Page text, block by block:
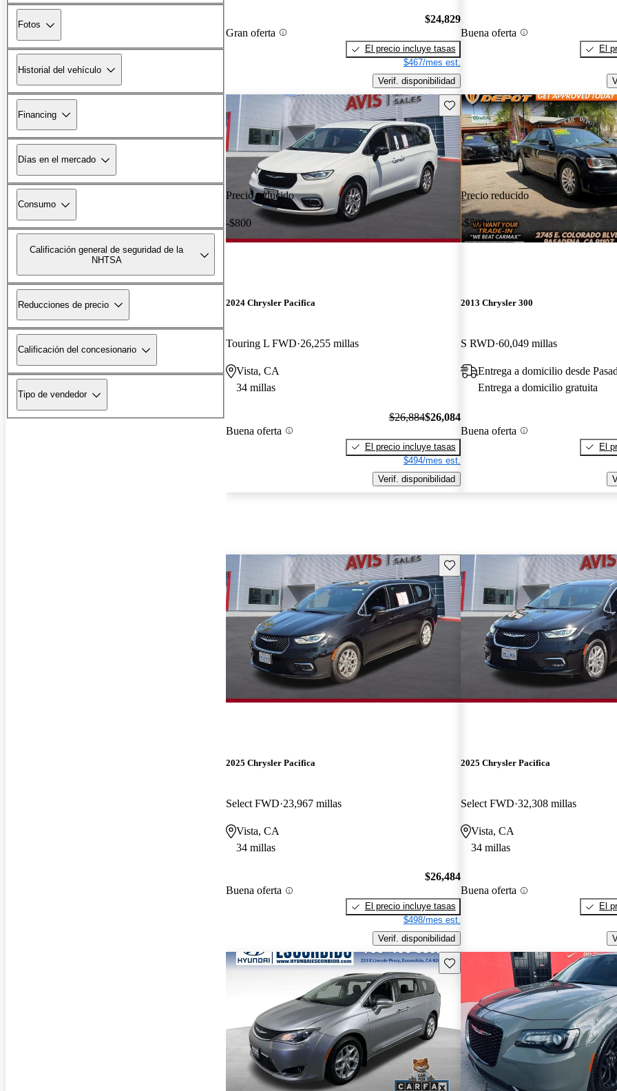
Fotos
Historial del vehículo
Financing
Días en el mercado
Consumo
Calificación general de seguridad de la
NHTSA
Reducciones de precio
Calificación del concesionario
Tipo de vendedor
Gran oferta
$24,829
El precio incluye tasas
$467/mes est.
Verif. disponibilidad
Buena oferta
El
Precio reducido
-$800
Guarda este Aviso
2024 Chrysler Pacifica
Touring L FWD 26,255 millas
Vista, CA
34 millas
Buena oferta
$26,884$26,084
El precio incluye tasas
$494/mes est.
Verif. disponibilidad
Precio reducido
-$500
2013 Chrysler 300
S RWD 60,049 millas
Entrega a domicilio desde
Entrega a domicilio gratuita
Buena oferta
El
Guarda este Aviso
2025 Chrysler Pacifica
Select FWD 23,967 millas
Vista, CA
34 millas
Buena oferta
$26,484
El precio incluye tasas
$498/mes est.
Verif. disponibilidad
2025 Chrysler Pacifica
Select FWD 32,308 millas
Vista, CA
34 millas
Buena oferta
El
Guarda este Aviso